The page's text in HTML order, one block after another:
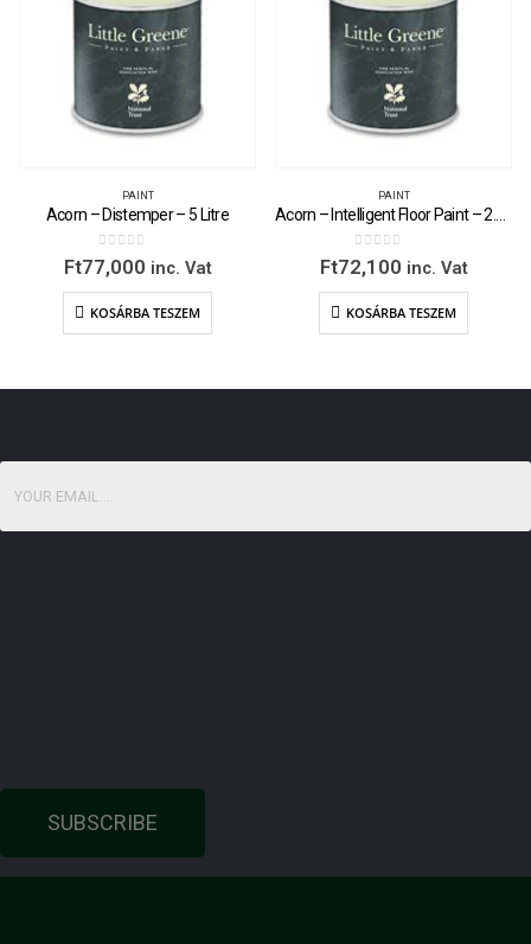
PAINT
Acorn – Distemper – 5 Litre
0 out of 5
Ft77,000 inc. Vat
KOSÁRBA TESZEM
PAINT
Acorn – Intelligent Floor Paint – 2.5 Litre
0 out of 5
Ft72,100 inc. Vat
KOSÁRBA TESZEM
SUBSCRIBE